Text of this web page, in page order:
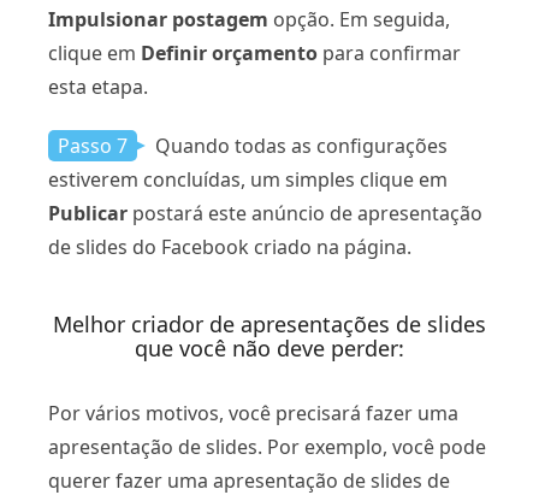
Impulsionar postagem opção. Em seguida,
clique em Definir orçamento para confirmar
esta etapa.
Passo 7
Quando todas as configurações
estiverem concluídas, um simples clique em
Publicar postará este anúncio de apresentação
de slides do Facebook criado na página.
Melhor criador de apresentações de slides
que você não deve perder:
Por vários motivos, você precisará fazer uma
apresentação de slides. Por exemplo, você pode
querer fazer uma apresentação de slides de